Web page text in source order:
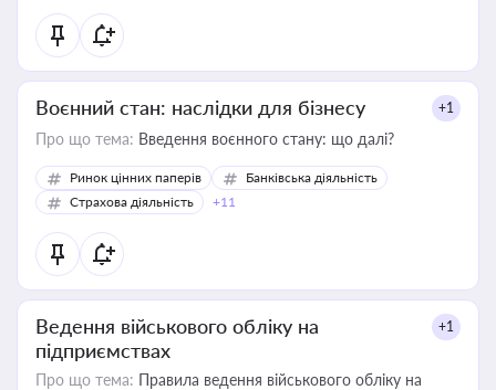
Воєнний стан: наслідки для бізнесу +1
Про що тема: Введення воєнного стану: що далі?
Ринок цінних паперів
Банківська діяльність
Страхова діяльність
+11
Ведення військового обліку на
підприємствах
+1
Про що тема: Правила ведення військового обліку на